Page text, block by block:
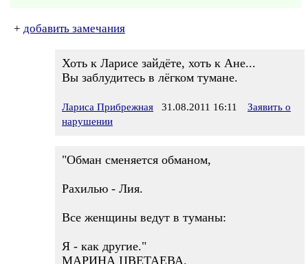
+ добавить замечания
Хоть к Ларисе зайдёте, хоть к Ане...
Вы заблудитесь в лёгком тумане.
Лариса Прибрежная 31.08.2011 16:11
Заявить о
нарушении
"Обман сменяется обманом,
Рахилью - Лия.
Все женщины ведут в туманы:
Я - как другие."
МАРИНА ЦВЕТАЕВА.